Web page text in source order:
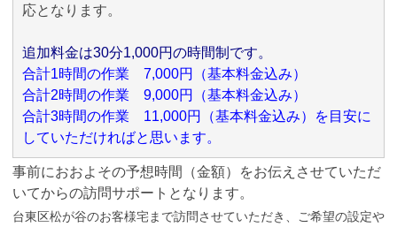
応となります。
追加料金は30分1,000円の時間制です。
合計1時間の作業 7,000円（基本料金込み）
合計2時間の作業 9,000円（基本料金込み）
合計3時間の作業 11,000円（基本料金込み）を目安に
していただければと思います。
事前におおよその予想時間（金額）をお伝えさせていただ
いてからの訪問サポートとなります。
台東区松が谷のお客様宅まで訪問させていただき、ご希望の設定や